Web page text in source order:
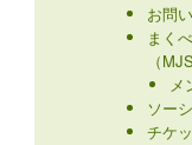
お問
まく
（
メ
ソー
チケ